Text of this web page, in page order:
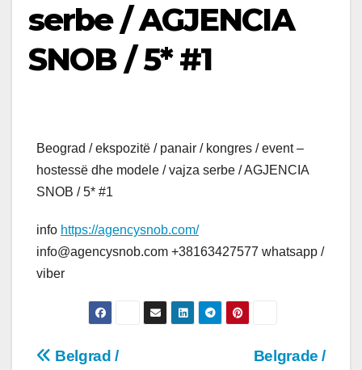
serbe / AGJENCIA
SNOB / 5* #1
Beograd / ekspozitë / panair / kongres / event –
hostessë dhe modele / vajza serbe / AGJENCIA
SNOB / 5* #1
info https://agencysnob.com/
info@agencysnob.com +38163427577 whatsapp /
viber
Post
Belgrade /
Belgrad /